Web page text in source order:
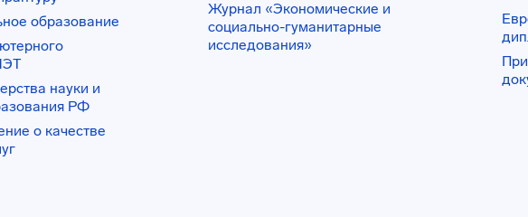
образование
науки и
РФ
о качестве
Журнал «Экономические и
социально-гуманитарные
исследования»